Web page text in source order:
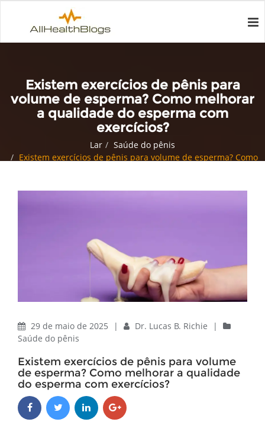
Existem exercícios de pênis para
volume de esperma? Como melhorar
a qualidade do esperma com
exercícios?
Lar
Saúde do pênis
Existem exercícios de pênis para volume de esperma? Como
29 de maio de 2025 | Dr. Lucas B. Richie
|
Saúde do pênis
Existem exercícios de pênis para volume
de esperma? Como melhorar a qualidade
do esperma com exercícios?